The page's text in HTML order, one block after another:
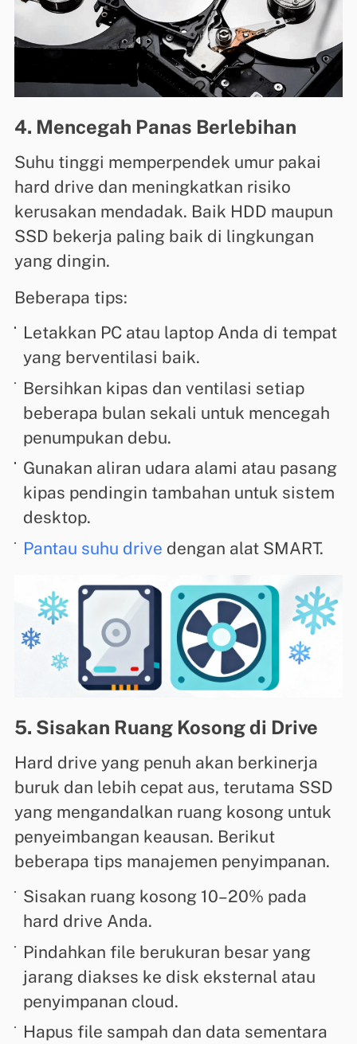
4. Mencegah Panas Berlebihan
Suhu tinggi memperpendek umur pakai
hard drive dan meningkatkan risiko
kerusakan mendadak. Baik HDD maupun
SSD bekerja paling baik di lingkungan
yang dingin.
Beberapa tips:
Letakkan PC atau laptop Anda di tempat
yang berventilasi baik.
Bersihkan kipas dan ventilasi setiap
beberapa bulan sekali untuk mencegah
penumpukan debu.
Gunakan aliran udara alami atau pasang
kipas pendingin tambahan untuk sistem
desktop.
Pantau suhu drive dengan alat SMART.
5. Sisakan Ruang Kosong di Drive
Hard drive yang penuh akan berkinerja
buruk dan lebih cepat aus, terutama SSD
yang mengandalkan ruang kosong untuk
penyeimbangan keausan. Berikut
beberapa tips manajemen penyimpanan.
Sisakan ruang kosong 10–20% pada
hard drive Anda.
Pindahkan file berukuran besar yang
jarang diakses ke disk eksternal atau
penyimpanan cloud.
Hapus file sampah dan data sementara